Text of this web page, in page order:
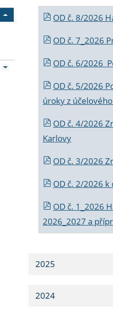
OD č. 8/2026
OD č. 7_2026
OD č. 6/2026
OD č. 5/2026
úroky z
OD č. 4/2026
Karlovy
OD č. 3/2026
OD č. 2/2026 k
OD č. 1_2026
2026_2027 a
2025
2024